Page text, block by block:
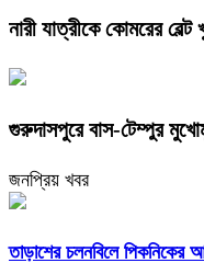
নারী যাত্রীকে কোমরের
গুরুদাসপুরে বাস-টেম্পুর
জনপ্রিয় খবর
তাড়াশের চলনবিলে